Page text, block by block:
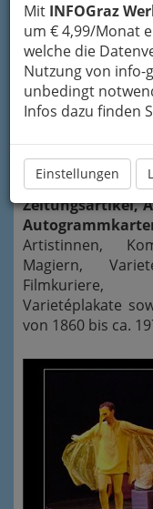
Mit INFOGraz
um € 4,99/Monat
welche die
Nutzung von info-
unbedingt
Infos dazu finden
Einstellungen
der
einzigartigem
Schaffen von
Transfereffekt in
Gezeigt
Zeitungsartikel,
Artistinnen,
Magiern,
Filmkuriere,
Varietéplakate
von 1860 bis ca.